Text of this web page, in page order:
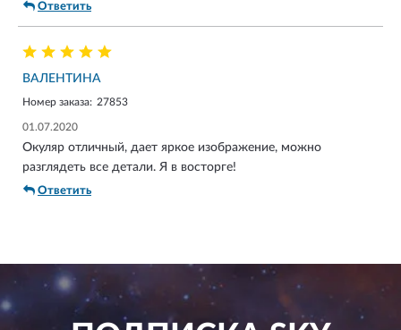
Ответить
ВАЛЕНТИНА
Номер заказа: 27853
01.07.2020
Окуляр отличный, дает яркое изображение, можно
разглядеть все детали. Я в восторге!
Ответить